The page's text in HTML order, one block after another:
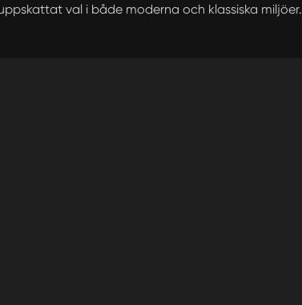
val i både moderna och klassiska miljöer.